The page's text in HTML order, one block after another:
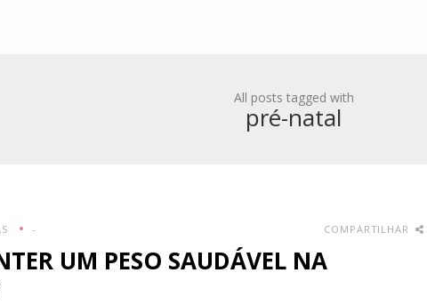
All posts tagged with
pré-natal
- COMPARTILHAR
UM PESO SAUDÁVEL NA